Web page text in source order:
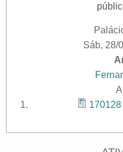
Sáb, 28/